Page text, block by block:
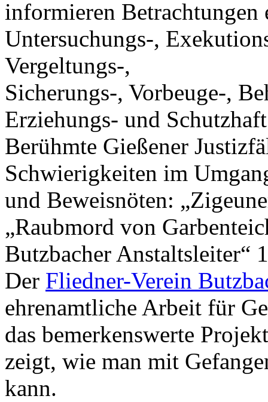
informieren Betrachtungen
Untersuchungs-,
Vergeltungs-,
Sicherungs-, Vorbeuge-,
Erziehungs- und
Berühmte Gießener
Schwierigkeiten im
und Beweisnöten:
„Raubmord von
Butzbacher Anstaltsleiter“
Der Fliedner-Verein
ehrenamtliche Arbeit für
das bemerkenswerte
zeigt, wie man mit
kann.